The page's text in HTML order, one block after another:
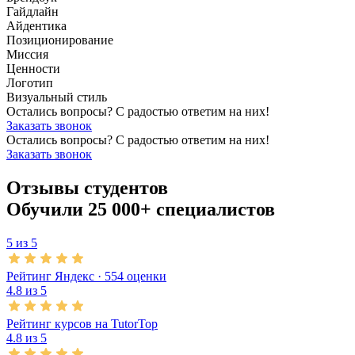
Гайдлайн
Айдентика
Позиционирование
Миссия
Ценности
Логотип
Визуальный стиль
Остались вопросы? С радостью ответим на них!
Заказать звонок
Остались вопросы? С радостью ответим на них!
Заказать звонок
Отзывы студентов
Обучили 25 000+ специалистов
5 из 5
Рейтинг Яндекс · 554 оценки
4.8 из 5
Рейтинг курсов на TutorTop
4.8 из 5